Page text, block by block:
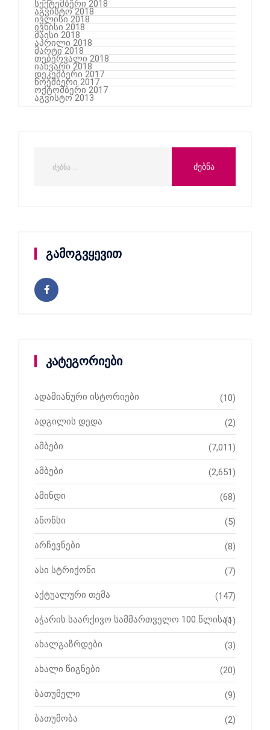
სექტემბერი 2018
აგვისტო 2018
ივლისი 2018
ივნისი 2018
მაისი 2018
აპრილი 2018
მარტი 2018
თებერვალი 2018
იანვარი 2018
დეკემბერი 2017
ნოემბერი 2017
ოქტომბერი 2017
აგვისტო 2013
გამოგვყევით
კატეგორიები
ადამიანური ისტორიები (10)
ადგილის დედა (2)
ამბები (7,011)
ამბები (2,651)
ამინდი (68)
ანონსი (5)
არჩევნები (8)
ასი სტრიქონი (7)
აქტუალური თემა (147)
აჭარის საარქივო სამმართველო 100 წლისაა
(1)
ახალგაზრდები (3)
ახალი წიგნები (20)
ბათუმელი (9)
ბათუმობა (2)